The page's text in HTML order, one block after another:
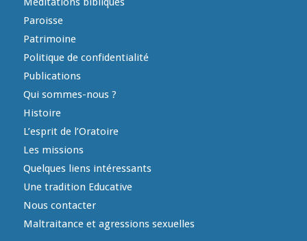
Paroisse
Patrimoine
Politique de confidentialité
Publications
Qui sommes-nous ?
Histoire
L’esprit de l’Oratoire
Les missions
Quelques liens intéressants
Une tradition Educative
Nous contacter
Maltraitance et agressions sexuelles